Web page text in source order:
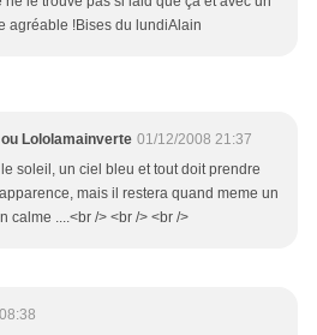
agréable !Bises du lundiAlain
Lololamainverte 01/12/2008 21:37
soleil, un ciel bleu et tout doit prendre
mais il restera quand meme un
calme ....<br /> <br /> <br />